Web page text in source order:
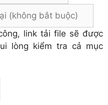
link tải file sẽ được
lòng kiểm tra cả mục